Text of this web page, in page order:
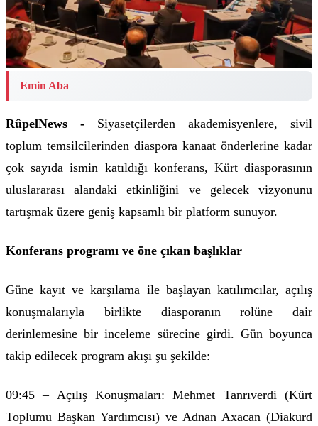
Emin Aba
RûpelNews - Siyasetçilerden akademisyenlere, sivil
toplum temsilcilerinden diaspora kanaat önderlerine kadar
çok sayıda ismin katıldığı konferans, Kürt diasporasının
uluslararası alandaki etkinliğini ve gelecek vizyonunu
tartışmak üzere geniş kapsamlı bir platform sunuyor.
Konferans programı ve öne çıkan başlıklar
Güne kayıt ve karşılama ile başlayan katılımcılar, açılış
konuşmalarıyla birlikte diasporanın rolüne dair
derinlemesine bir inceleme sürecine girdi. Gün boyunca
takip edilecek program akışı şu şekilde:
09:45 – Açılış Konuşmaları: Mehmet Tanrıverdi (Kürt
Toplumu Başkan Yardımcısı) ve Adnan Axacan (Diakurd